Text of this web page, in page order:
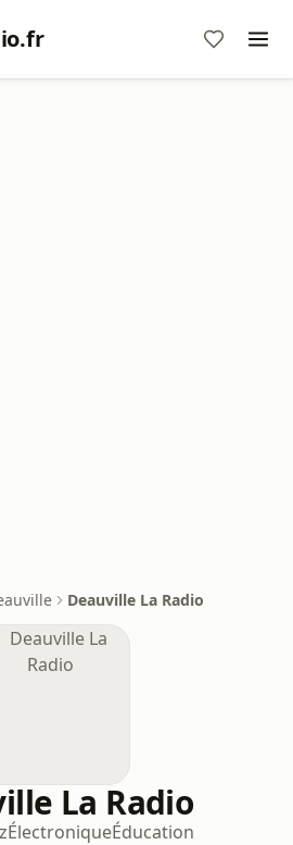
Deauville La Radio
La Radio
ÉlectroniqueÉducation